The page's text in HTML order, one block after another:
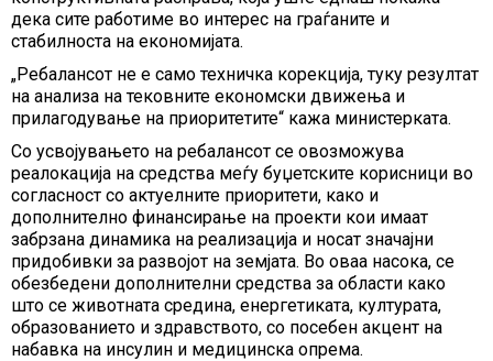
дека сите работиме во интерес на граѓаните и
стабилноста на економијата.
„Ребалансот не е само техничка корекција, туку резултат
на анализа на тековните економски движења и
прилагодување на приоритетите“ кажа министерката.
Со усвојувањето на ребалансот се овозможува
реалокација на средства меѓу буџетските корисници во
согласност со актуелните приоритети, како и
дополнително финансирање на проекти кои имаат
забрзана динамика на реализација и носат значајни
придобивки за развојот на земјата. Во оваа насока, се
обезбедени дополнителни средства за области како
што се животната средина, енергетиката, културата,
образованието и здравството, со посебен акцент на
набавка на инсулин и медицинска опрема.